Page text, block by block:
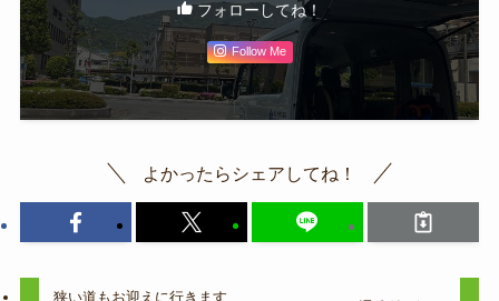
フォローしてね！
Follow Me
よかったらシェアしてね！
狭い道もお迎えに行きます